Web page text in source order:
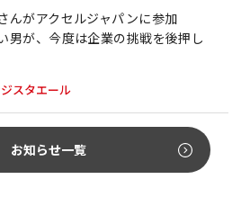
んがアクセルジャパンに参加
男が、今度は企業の挑戦を後押し
スタエール
お知らせ一覧